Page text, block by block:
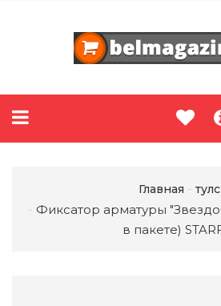
Главная тулс
Фиксатор арматуры
в пакете)